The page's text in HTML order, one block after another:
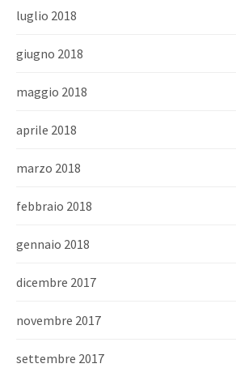
luglio 2018
giugno 2018
maggio 2018
aprile 2018
marzo 2018
febbraio 2018
gennaio 2018
dicembre 2017
novembre 2017
settembre 2017